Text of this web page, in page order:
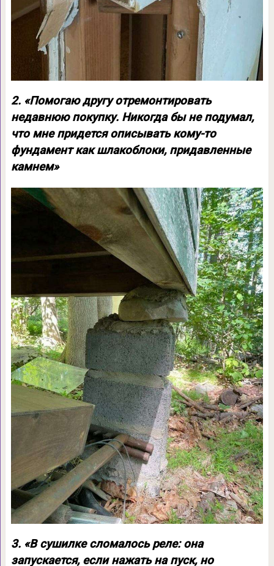
2. «Помогаю другу отремонтировать
недавнюю покупку. Никогда бы не подумал,
что мне придется описывать кому-то
фундамент как шлакоблоки, придавленные
камнем»
3. «В сушилке сломалось реле: она
запускается, если нажать на пуск, но